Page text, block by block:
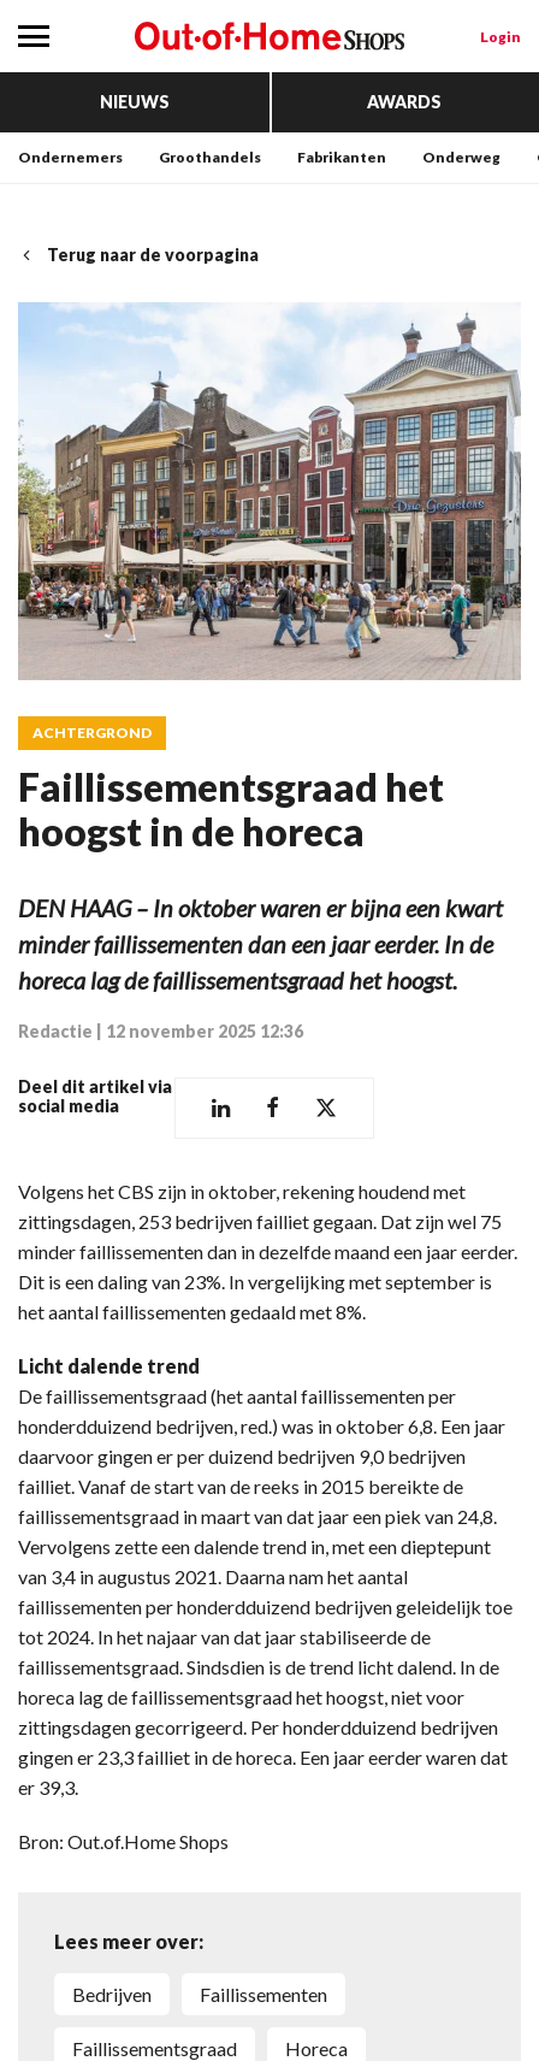
Login
NIEUWS AWARDS
Ondernemers Groothandels Fabrikanten Onderweg
Terug naar de voorpagina
ACHTERGROND
Faillissementsgraad het
hoogst in de horeca
DEN HAAG – In oktober waren er bijna een kwart
minder faillissementen dan een jaar eerder. In de
horeca lag de faillissementsgraad het hoogst.
Redactie 12 november 2025 12:36
Deel dit artikel via
social media
Volgens het CBS zijn in oktober, rekening houdend met
zittingsdagen, 253 bedrijven failliet gegaan. Dat zijn wel 75
minder faillissementen dan in dezelfde maand een jaar eerder.
Dit is een daling van 23%. In vergelijking met september is
het aantal faillissementen gedaald met 8%.
Licht dalende trend
De faillissementsgraad (het aantal faillissementen per
honderdduizend bedrijven, red.) was in oktober 6,8. Een jaar
daarvoor gingen er per duizend bedrijven 9,0 bedrijven
failliet. Vanaf de start van de reeks in 2015 bereikte de
faillissementsgraad in maart van dat jaar een piek van 24,8.
Vervolgens zette een dalende trend in, met een dieptepunt
van 3,4 in augustus 2021. Daarna nam het aantal
faillissementen per honderdduizend bedrijven geleidelijk toe
tot 2024. In het najaar van dat jaar stabiliseerde de
faillissementsgraad. Sindsdien is de trend licht dalend. In de
horeca lag de faillissementsgraad het hoogst, niet voor
zittingsdagen gecorrigeerd. Per honderdduizend bedrijven
gingen er 23,3 failliet in de horeca. Een jaar eerder waren dat
er 39,3.
Bron: Out.of.Home Shops
Lees meer over:
Bedrijven Faillissementen
Faillissementsgraad Horeca